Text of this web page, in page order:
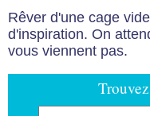
Rêver d'une cage
d'inspiration. On
vous viennent pas.